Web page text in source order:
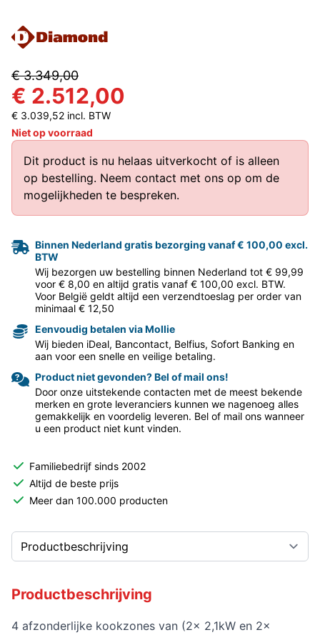
€ 3.349,00
€ 2.512,00
€ 3.039,52 incl. BTW
Niet op voorraad
Dit product is nu helaas uitverkocht of is alleen
op bestelling. Neem contact met ons op om de
mogelijkheden te bespreken.
Binnen Nederland gratis bezorging vanaf € 100,00 excl.
BTW
Wij bezorgen uw bestelling binnen Nederland tot € 99,99
voor € 8,00 en altijd gratis vanaf € 100,00 excl. BTW.
Voor België geldt altijd een verzendtoeslag per order van
minimaal € 12,50
Eenvoudig betalen via Mollie
Wij bieden iDeal, Bancontact, Belfius, Sofort Banking en
aan voor een snelle en veilige betaling.
Product niet gevonden? Bel of mail ons!
Door onze uitstekende contacten met de meest bekende
merken en grote leveranciers kunnen we nagenoeg alles
gemakkelijk en voordelig leveren. Bel of mail ons wanneer
u een product niet kunt vinden.
Familiebedrijf sinds 2002
Altijd de beste prijs
Meer dan 100.000 producten
Productbeschrijving
4 afzonderlijke kookzones van (2x 2,1kW en 2x